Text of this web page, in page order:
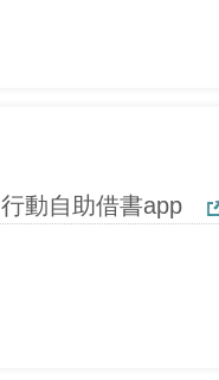
行動自助借書app